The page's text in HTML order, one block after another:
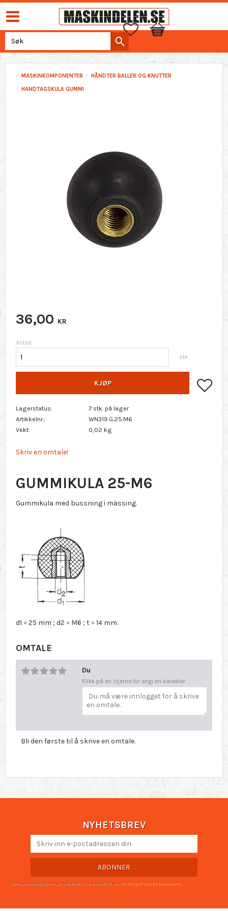
Favoritter
Handlekurv
MASKINKOMPONENTER
HÅNDTER BALLER OG KNUTTER
HANDTAGSKULA GUMMI
36,00 KR
Antall
stk.
KJØP
Lagerstatus
7 stk. på lager
Artikkelnr.
WN319.G.25.M6
Vekt
0,02 kg
Skriv en omtale!
GUMMIKULA 25-M6
Gummikula med bussning i mässing.
d1 = 25 mm ; d2 = M6 ; t = 14 mm.
OMTALE
Du
Klikk på en stjerne for angi en karakter
Bli den første til å skrive en omtale.
NYHETSBREV
ABONNER
Dine personopplysninger behandles i henhold til våre retningslinjer for personvern